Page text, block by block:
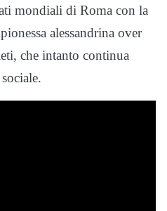
mondiali di Roma con la
alessandrina over
che intanto continua